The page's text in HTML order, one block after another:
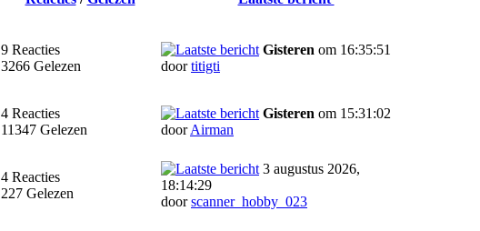
9 Reacties
3266 Gelezen
Gisteren om 16:35:51
doortitigti
4 Reacties
11347 Gelezen
Gisteren om 15:31:02
doorAirman
4 Reacties
227 Gelezen
3 augustus 2026,
18:14:29
doorscanner_hobby_023